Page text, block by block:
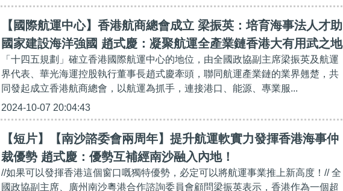
【國際航運中心】香港航商總會成立 梁振英：培育海事法人才助
國家建設海洋強國 趙式慶：凝聚航運全產業鏈香港大有用武之地
「十四五規劃」確立香港國際航運中心的地位，由全國政協副主席梁振英及航運
界代表、華光海運控股執行董事長趙式慶牽頭，聯同航運產業鏈的業界翹楚，共
同發起成立香港航商總會，以航運為抓手，連接港口、能源、專業服...
2024-10-07 20:04:43
【短片】【南沙諮委會兩周年】提升航運軟實力發揮香港海事仲
裁優勢 趙式慶：優勢互補經南沙融入內地！
//如果可以發揮香港這個窗口嘅獨特優勢，必定可以將航運事業推上新高度！// 全
國政協副主席、廣州南沙粵港合作諮詢委員會顧問梁振英表示，香港作為一個超